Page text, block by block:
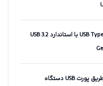
USB Type-A با استاندارد USB 3.2
از طریق پورت USB دستگاه